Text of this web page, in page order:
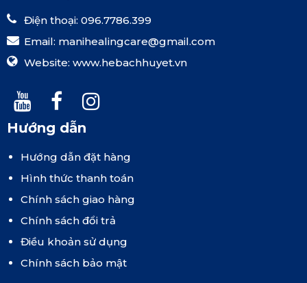
Điện thoại: 096.7786.399
Email: manihealingcare@gmail.com
Website: www.hebachhuyet.vn
Hướng dẫn
Hướng dẫn đặt hàng
Hình thức thanh toán
Chính sách giao hàng
Chính sách đổi trả
Điều khoản sử dụng
Chính sách bảo mật